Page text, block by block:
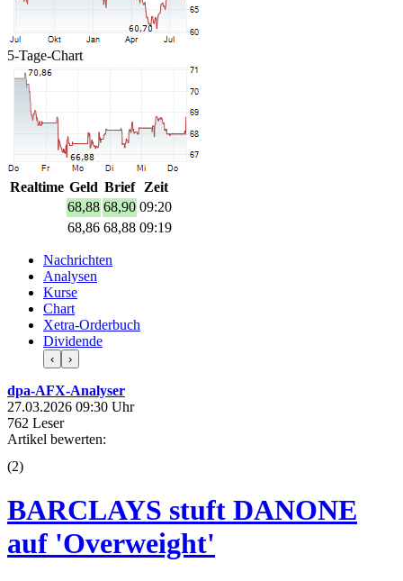
5-Tage-Chart
Realtime Geld Brief
Zeit
68,88 68,90 09:20
68,86 68,88 09:19
Nachrichten
Analysen
Kurse
Chart
Xetra-Orderbuch
Dividende
‹ ›
dpa-AFX-Analyser
27.03.2026 09:30 Uhr
762 Leser
Artikel bewerten:
(2)
BARCLAYS stuft DANONE
auf 'Overweight'